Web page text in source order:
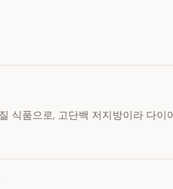
식품으로, 고단백 저지방이라 다이